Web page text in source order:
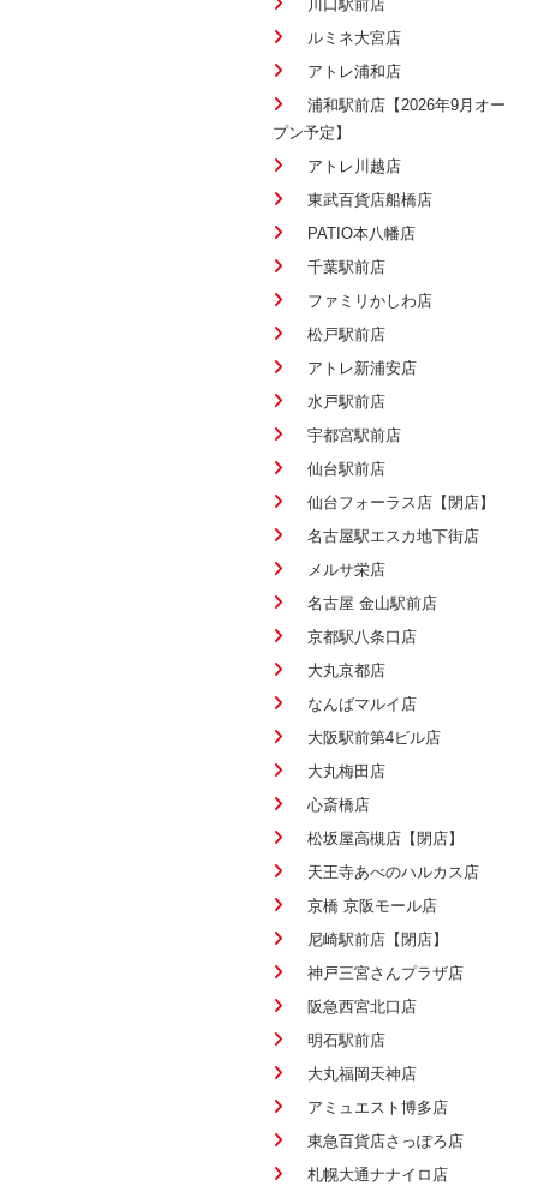
川口駅前店
ルミネ大宮店
アトレ浦和店
浦和駅前店【2026年9月オー
プン予定】
アトレ川越店
東武百貨店船橋店
PATIO本八幡店
千葉駅前店
ファミリかしわ店
松戸駅前店
アトレ新浦安店
水戸駅前店
宇都宮駅前店
仙台駅前店
仙台フォーラス店【閉店】
名古屋駅エスカ地下街店
メルサ栄店
名古屋 金山駅前店
京都駅八条口店
大丸京都店
なんばマルイ店
大阪駅前第4ビル店
大丸梅田店
心斎橋店
松坂屋高槻店【閉店】
天王寺あべのハルカス店
京橋 京阪モール店
尼崎駅前店【閉店】
神戸三宮さんプラザ店
阪急西宮北口店
明石駅前店
大丸福岡天神店
アミュエスト博多店
東急百貨店さっぽろ店
札幌大通ナナイロ店